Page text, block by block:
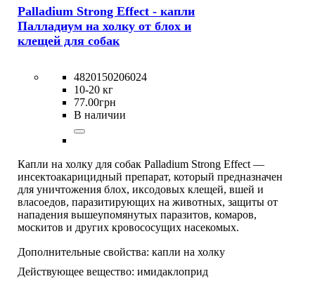
Palladium Strong Effect - капли
Палладиум на холку от блох и
клещей для собак
4820150206024
10-20 кг
77.00грн
В наличии
Капли на холку для собак Palladium Strong Effect —
инсектоакарицидный препарат, который предназначен
для уничтожения блох, иксодовых клещей, вшей и
власоедов, паразитирующих на животных, защиты от
нападения вышеупомянутых паразитов, комаров,
москитов и других кровососущих насекомых.
Дополнительные свойства: капли на холку
Действующее вещество: имидаклоприд